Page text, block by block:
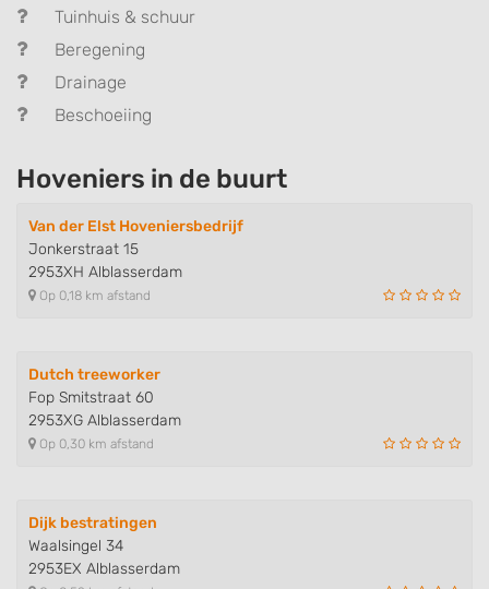
Tuinhuis & schuur
Beregening
Drainage
Beschoeiing
Hoveniers in de buurt
Van der Elst Hoveniersbedrijf
Jonkerstraat 15
2953XH Alblasserdam
Op 0,18 km afstand
Dutch treeworker
Fop Smitstraat 60
2953XG Alblasserdam
Op 0,30 km afstand
Dijk bestratingen
Waalsingel 34
2953EX Alblasserdam